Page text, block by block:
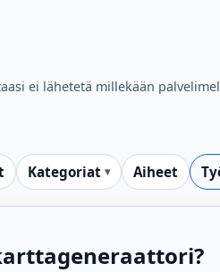
Kategoriat Aiheet
ei lähetetä millekään